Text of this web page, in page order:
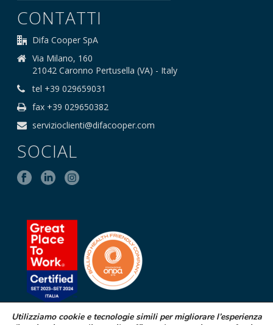
CONTATTI
Difa Cooper SpA
Via Milano, 160
21042 Caronno Pertusella (VA) - Italy
tel +39 029659031
fax +39 029650382
servizioclienti@difacooper.com
SOCIAL
Utilizziamo cookie e tecnologie simili per migliorare l’esperienza